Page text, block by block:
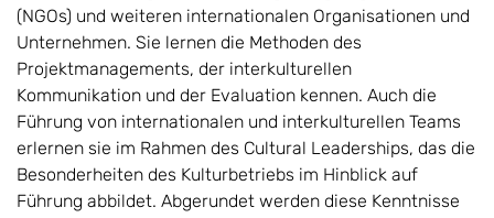
(NGOs) und weiteren internationalen Organisationen und
Unternehmen. Sie lernen die Methoden des
Projektmanagements, der interkulturellen
Kommunikation und der Evaluation kennen. Auch die
Führung von internationalen und interkulturellen Teams
erlernen sie im Rahmen des Cultural Leaderships, das die
Besonderheiten des Kulturbetriebs im Hinblick auf
Führung abbildet. Abgerundet werden diese Kenntnisse